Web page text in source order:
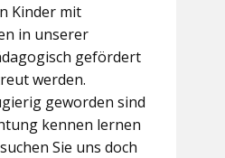
Kinder mit
in unserer
gefördert
werden.
geworden sind
kennen lernen
Sie uns doch